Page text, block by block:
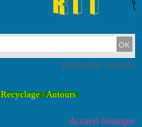
Recherche avancée
Recyclage Autours
Accueil boutique